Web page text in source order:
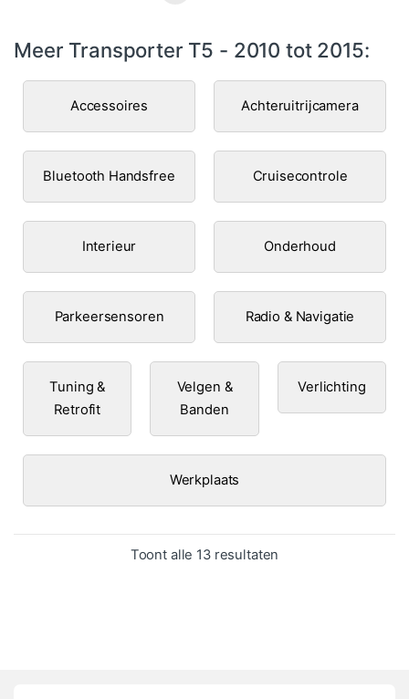
Meer Transporter T5 - 2010 tot 2015:
Accessoires Achteruitrijcamera
Bluetooth Handsfree Cruisecontrole
Interieur Onderhoud
Parkeersensoren Radio & Navigatie
Tuning &
Retrofit
Velgen &
Banden
Verlichting
Werkplaats
Toont alle 13 resultaten